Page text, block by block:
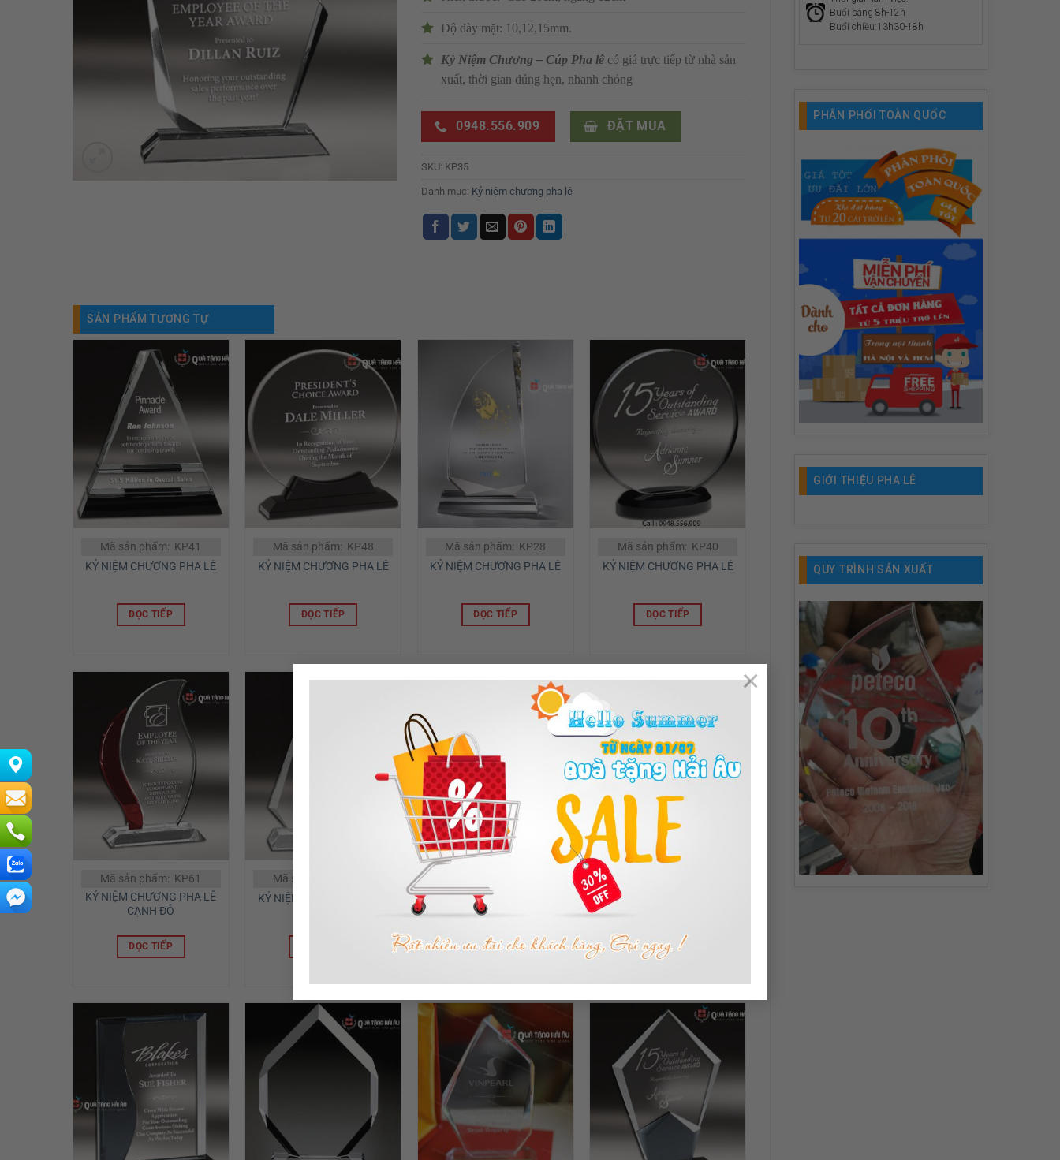
×
Buổi sáng 8h-12h
Buổi chiều:13h30-18h
PHÂN PHỐI TOÀN QUỐC
GIỚI THIỆU PHA LÊ
QUY TRÌNH SẢN XUẤT
Độ dày mặt: 10,12,15mm.
Kỷ Niệm Chương – Cúp Pha lê có giá trực tiếp từ nhà sản
xuất, thời gian đúng hẹn, nhanh chóng
0948.556.909 ĐẶT MUA
SKU: KP35
Danh mục: Kỷ niệm chương pha lê
SẢN PHẨM TƯƠNG TỰ
Mã sản phẩm: KP41
KỶ NIỆM CHƯƠNG PHA LÊ
ĐỌC TIẾP
Mã sản phẩm: KP48
KỶ NIỆM CHƯƠNG PHA LÊ
ĐỌC TIẾP
Mã sản phẩm: KP28
KỶ NIỆM CHƯƠNG PHA LÊ
ĐỌC TIẾP
Mã sản phẩm: KP40
KỶ NIỆM CHƯƠNG PHA LÊ
ĐỌC TIẾP
Mã sản phẩm: KP61
KỶ NIỆM CHƯƠNG PHA LÊ
CẠNH ĐỎ
ĐỌC TIẾP
Mã sản phẩm: KP53
KỶ NIỆM CHƯƠNG PHA LÊ
KỶ NIỆM CHƯƠNG PHA LÊ
ĐỌC TIẾP
KỶ NIỆM CHƯƠNG PHA LÊ
ĐỌC TIẾP